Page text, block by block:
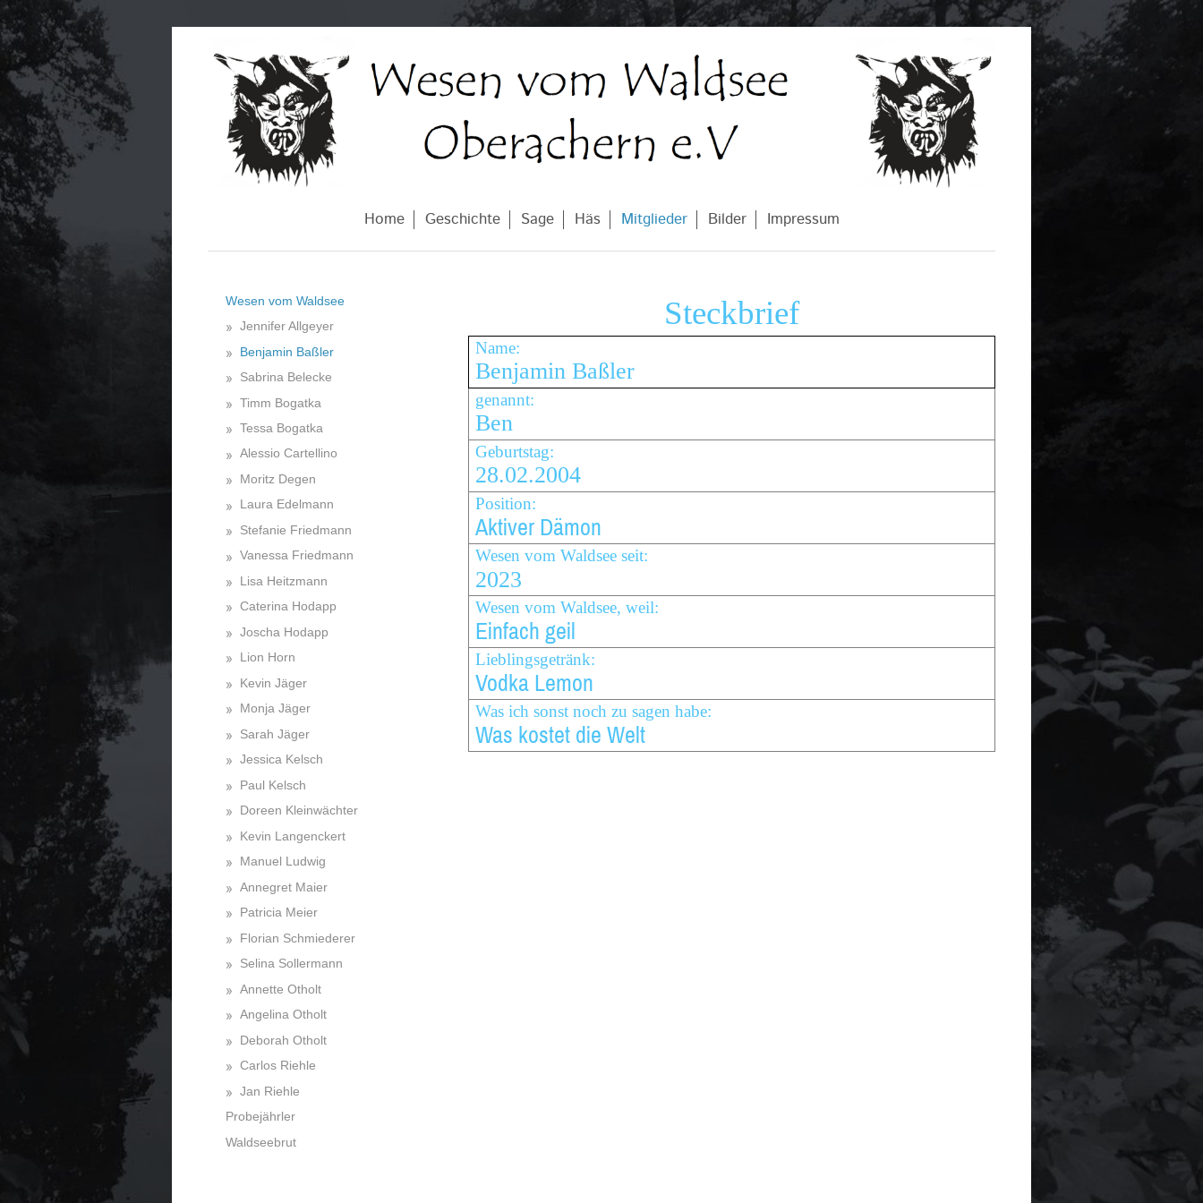
Home Geschichte Sage Häs Mitglieder Bilder Impressum
Steckbrief
Name:
Benjamin Baßler
genannt:
Ben
Geburtstag:
28.02.2004
Position:
Aktiver Dämon
Wesen vom Waldsee seit:
2023
Wesen vom Waldsee, weil:
Einfach geil
Lieblingsgetränk:
Vodka Lemon
Was ich sonst noch zu sagen habe:
Was kostet die Welt
Wesen vom Waldsee
Jennifer Allgeyer
Benjamin Baßler
Sabrina Belecke
Timm Bogatka
Tessa Bogatka
Alessio Cartellino
Moritz Degen
Laura Edelmann
Stefanie Friedmann
Vanessa Friedmann
Lisa Heitzmann
Caterina Hodapp
Joscha Hodapp
Lion Horn
Kevin Jäger
Monja Jäger
Sarah Jäger
Jessica Kelsch
Paul Kelsch
Doreen Kleinwächter
Kevin Langenckert
Manuel Ludwig
Annegret Maier
Patricia Meier
Florian Schmiederer
Selina Sollermann
Annette Otholt
Angelina Otholt
Deborah Otholt
Carlos Riehle
Jan Riehle
Probejährler
Waldseebrut